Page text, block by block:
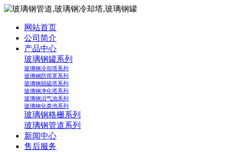
网站首页
公司简介
产品中心
玻璃钢罐系列
玻璃钢冷却塔系列
玻璃钢防雨罩系列
玻璃钢脱硫塔系列
玻璃钢净化塔系列
玻璃钢沼气池系列
玻璃钢化粪池系列
玻璃钢格栅系列
玻璃钢管道系列
新闻中心
售后服务